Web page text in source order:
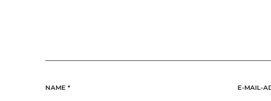
NAME * E-MAIL-